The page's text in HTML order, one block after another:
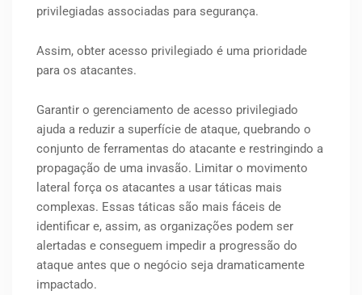
privilegiadas associadas para segurança.
Assim, obter acesso privilegiado é uma prioridade
para os atacantes.
Garantir o gerenciamento de acesso privilegiado
ajuda a reduzir a superfície de ataque, quebrando o
conjunto de ferramentas do atacante e restringindo a
propagação de uma invasão. Limitar o movimento
lateral força os atacantes a usar táticas mais
complexas. Essas táticas são mais fáceis de
identificar e, assim, as organizações podem ser
alertadas e conseguem impedir a progressão do
ataque antes que o negócio seja dramaticamente
impactado.